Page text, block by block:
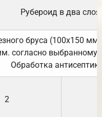
Рубероид в два слоя.
бруса (100х150
согласно выбранному
Обработка
2